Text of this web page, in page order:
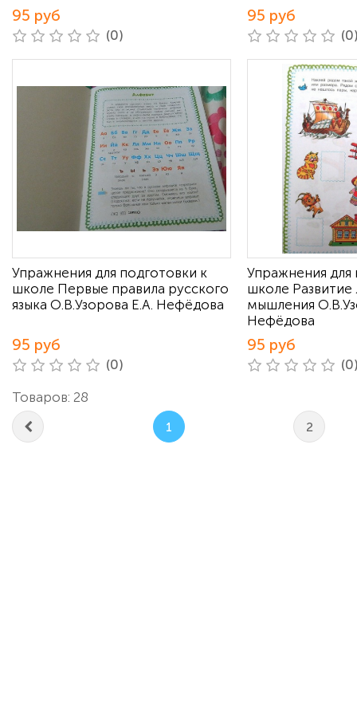
95 руб
(0)
95 руб
Упражнения для подготовки к
школе Первые правила русского
языка О.В.Узорова Е.А. Нефёдова
95 руб
(0)
Упражнения для
школе Развитие
мышления
Нефёдова
95 руб
Товаров: 28
1 2